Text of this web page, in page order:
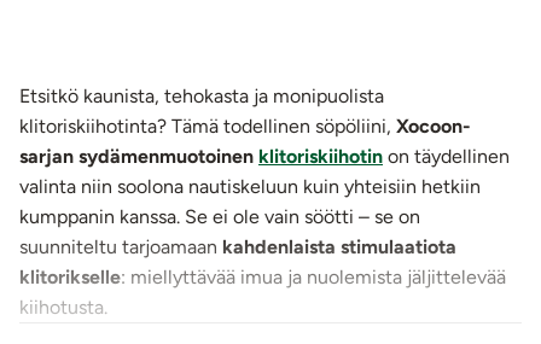
Etsitkö kaunista, tehokasta ja monipuolista
klitoriskiihotinta? Tämä todellinen söpöliini, Xocoon-
sarjan sydämenmuotoinen klitoriskiihotin on täydellinen
valinta niin soolona nautiskeluun kuin yhteisiin hetkiin
kumppanin kanssa. Se ei ole vain söötti – se on
suunniteltu tarjoamaan kahdenlaista stimulaatiota
klitorikselle: miellyttävää imua ja nuolemista jäljittelevää
kiihotusta.